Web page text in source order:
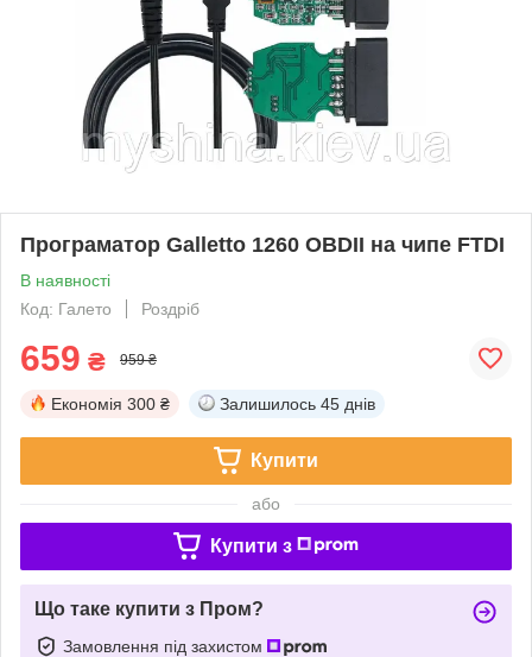
Програматор Galletto 1260 OBDII на чипе FTDI
В наявності
Код: Галето
Роздріб
659 ₴ 959 ₴
Економія 300 ₴ Залишилось 45 днів
Купити
або
Купити з
Що таке купити з Пром?
Замовлення під захистом